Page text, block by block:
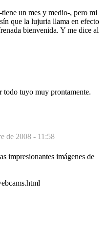
un mes y medio-, pero mi
que la lujuria llama en efecto
bienvenida. Y me dice al
todo tuyo muy prontamente.
de 2008 - 11:58
impresionantes imágenes de